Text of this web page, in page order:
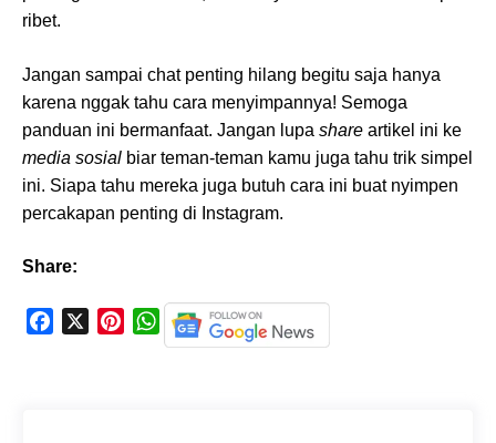
ribet.
Jangan sampai chat penting hilang begitu saja hanya
karena nggak tahu cara menyimpannya! Semoga
panduan ini bermanfaat. Jangan lupa share artikel ini ke
media sosial biar teman-teman kamu juga tahu trik simpel
ini. Siapa tahu mereka juga butuh cara ini buat nyimpen
percakapan penting di Instagram.
Share:
W
h